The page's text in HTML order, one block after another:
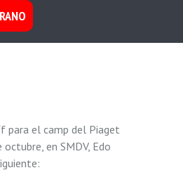
para el camp del Piaget
en SMDV, Edo